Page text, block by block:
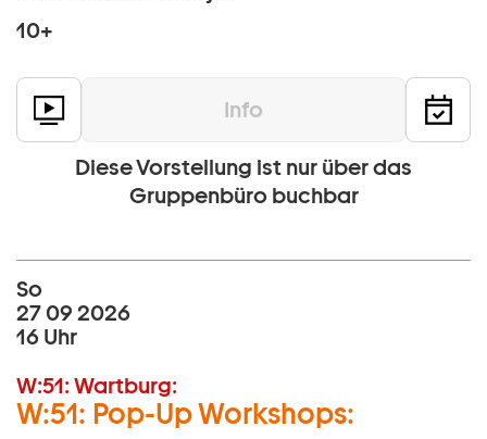
10+
Info
Diese Vorstellung ist nur über das
Gruppenbüro buchbar
So
27 09 2026
16 Uhr
W:51: Wartburg:
W:51: Pop-Up Workshops: